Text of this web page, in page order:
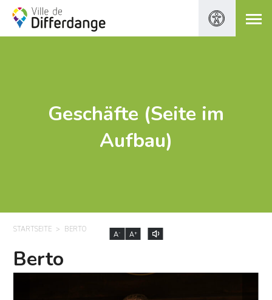
Geschäfte (Seite im
Aufbau)
STARTSEITE BERTO
A- A+
Berto